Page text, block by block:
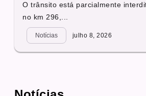
O trânsito está parcialmente
no km 296,...
Notícias julho 8, 2026